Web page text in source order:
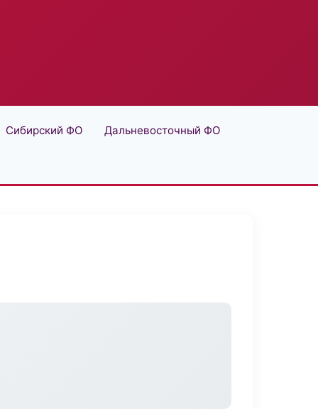
Сибирский ФО Дальневосточный ФО